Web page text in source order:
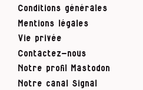
Conditions générales
Mentions légales
Vie privée
Contactez-nous
Notre profil Mastodon
Notre canal Signal